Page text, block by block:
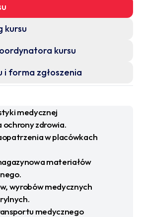
kursu
kursu
i forma zgłoszenia
medycznej
zdrowia.
w placówkach
materiałów
wyrobów medycznych
medycznego